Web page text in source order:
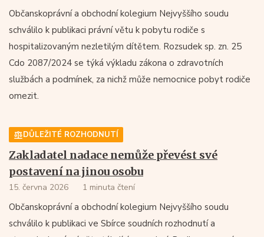
Občanskoprávní a obchodní kolegium Nejvyššího soudu
schválilo k publikaci právní větu k pobytu rodiče s
hospitalizovaným nezletilým dítětem. Rozsudek sp. zn. 25
Cdo 2087/2024 se týká výkladu zákona o zdravotních
službách a podmínek, za nichž může nemocnice pobyt rodiče
omezit.
DŮLEŽITÉ ROZHODNUTÍ
Zakladatel nadace nemůže převést své
postavení na jinou osobu
15. června 2026 1 minuta čtení
Občanskoprávní a obchodní kolegium Nejvyššího soudu
schválilo k publikaci ve Sbírce soudních rozhodnutí a